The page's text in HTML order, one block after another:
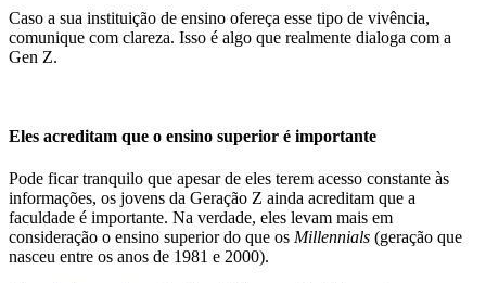
Caso a sua instituição de ensino ofereça esse tipo de vivência,
comunique com clareza. Isso é algo que realmente dialoga com a
Gen Z.
Eles acreditam que o ensino superior é importante
Pode ficar tranquilo que apesar de eles terem acesso constante às
informações, os jovens da Geração Z ainda acreditam que a
faculdade é importante. Na verdade, eles levam mais em
consideração o ensino superior do que os Millennials (geração que
nasceu entre os anos de 1981 e 2000).